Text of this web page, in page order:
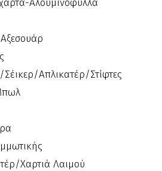
Αλουμινόφυλλα
Απλικατέρ/Στίφτες
Χαρτιά Λαιμού